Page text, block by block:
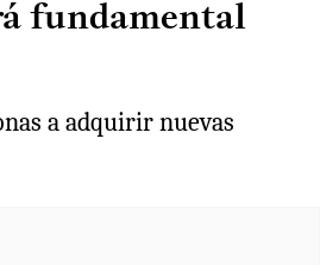
fundamental
a adquirir nuevas